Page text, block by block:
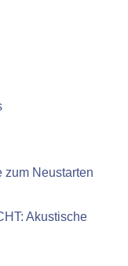
zum Neustarten
Akustische